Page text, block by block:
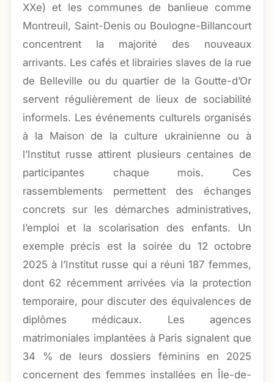
XXe) et les communes de banlieue comme
Montreuil, Saint-Denis ou Boulogne-Billancourt
concentrent la majorité des nouveaux
arrivants. Les cafés et librairies slaves de la rue
de Belleville ou du quartier de la Goutte-d’Or
servent régulièrement de lieux de sociabilité
informels. Les événements culturels organisés
à la Maison de la culture ukrainienne ou à
l’Institut russe attirent plusieurs centaines de
participantes chaque mois. Ces
rassemblements permettent des échanges
concrets sur les démarches administratives,
l’emploi et la scolarisation des enfants. Un
exemple précis est la soirée du 12 octobre
2025 à l’Institut russe qui a réuni 187 femmes,
dont 62 récemment arrivées via la protection
temporaire, pour discuter des équivalences de
diplômes médicaux. Les agences
matrimoniales implantées à Paris signalent que
34 % de leurs dossiers féminins en 2025
concernent des femmes installées en Île-de-